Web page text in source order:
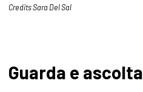
Credits Sara Del Sal
Guarda e ascolta